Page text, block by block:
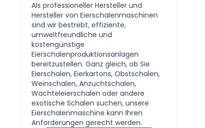
Als professioneller Hersteller und
Hersteller von Eierschalenmaschinen
sind wir bestrebt, effiziente,
umweltfreundliche und
kostengünstige
Eierschalenproduktionsanlagen
bereitzustellen. Ganz gleich, ob Sie
Eierschalen, Eierkartons, Obstschalen,
Weinschalen, Anzuchtschalen,
Wachteleierschalen oder andere
exotische Schalen suchen, unsere
Eierschalenmaschine kann Ihren
Anforderungen gerecht werden.